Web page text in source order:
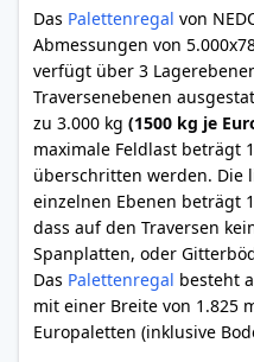
Das Palettenregal von
Abmessungen von
verfügt über 3
Traversenebenen
zu 3.000 kg (1500 kg je
maximale Feldlast beträgt
überschritten werden. Die
einzelnen Ebenen beträgt
dass auf den Traversen
Spanplatten, oder
Das Palettenregal besteht
mit einer Breite von 1.825
Europaletten (inklusive